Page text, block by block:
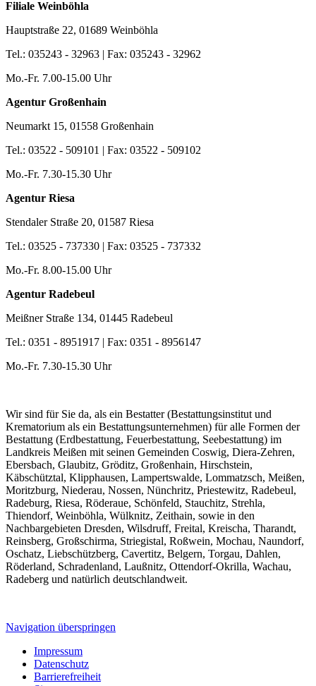
Filiale Weinböhla
Hauptstraße 22, 01689 Weinböhla
Tel.: 035243 - 32963 | Fax: 035243 - 32962
Mo.-Fr. 7.00-15.00 Uhr
Agentur Großenhain
Neumarkt 15, 01558 Großenhain
Tel.: 03522 - 509101 | Fax: 03522 - 509102
Mo.-Fr. 7.30-15.30 Uhr
Agentur Riesa
Stendaler Straße 20, 01587 Riesa
Tel.: 03525 - 737330 | Fax: 03525 - 737332
Mo.-Fr. 8.00-15.00 Uhr
Agentur Radebeul
Meißner Straße 134, 01445 Radebeul
Tel.: 0351 - 8951917 | Fax: 0351 - 8956147
Mo.-Fr. 7.30-15.30 Uhr
Wir sind für Sie da, als ein Bestatter (Bestattungsinstitut und
Krematorium als ein Bestattungsunternehmen) für alle Formen der
Bestattung (Erdbestattung, Feuerbestattung, Seebestattung) im
Landkreis Meißen mit seinen Gemeinden Coswig, Diera-Zehren,
Ebersbach, Glaubitz, Gröditz, Großenhain, Hirschstein,
Käbschütztal, Klipphausen, Lampertswalde, Lommatzsch, Meißen,
Moritzburg, Niederau, Nossen, Nünchritz, Priestewitz, Radebeul,
Radeburg, Riesa, Röderaue, Schönfeld, Stauchitz, Strehla,
Thiendorf, Weinböhla, Wülknitz, Zeithain, sowie in den
Nachbargebieten Dresden, Wilsdruff, Freital, Kreischa, Tharandt,
Reinsberg, Großschirma, Striegistal, Roßwein, Mochau, Naundorf,
Oschatz, Liebschützberg, Cavertitz, Belgern, Torgau, Dahlen,
Röderland, Schradenland, Laußnitz, Ottendorf-Okrilla, Wachau,
Radeberg und natürlich deutschlandweit.
Navigation überspringen
Impressum
Datenschutz
Barrierefreiheit